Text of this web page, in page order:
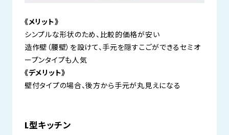
《メリット》
シンプルな形状のため、比較的価格が安い
造作壁（腰壁）を設けて、手元を隠すこごができるセミオ
ープンタイプも人気
《デメリット》
壁付タイプの場合、後方から手元が丸見えになる
L型キッチン